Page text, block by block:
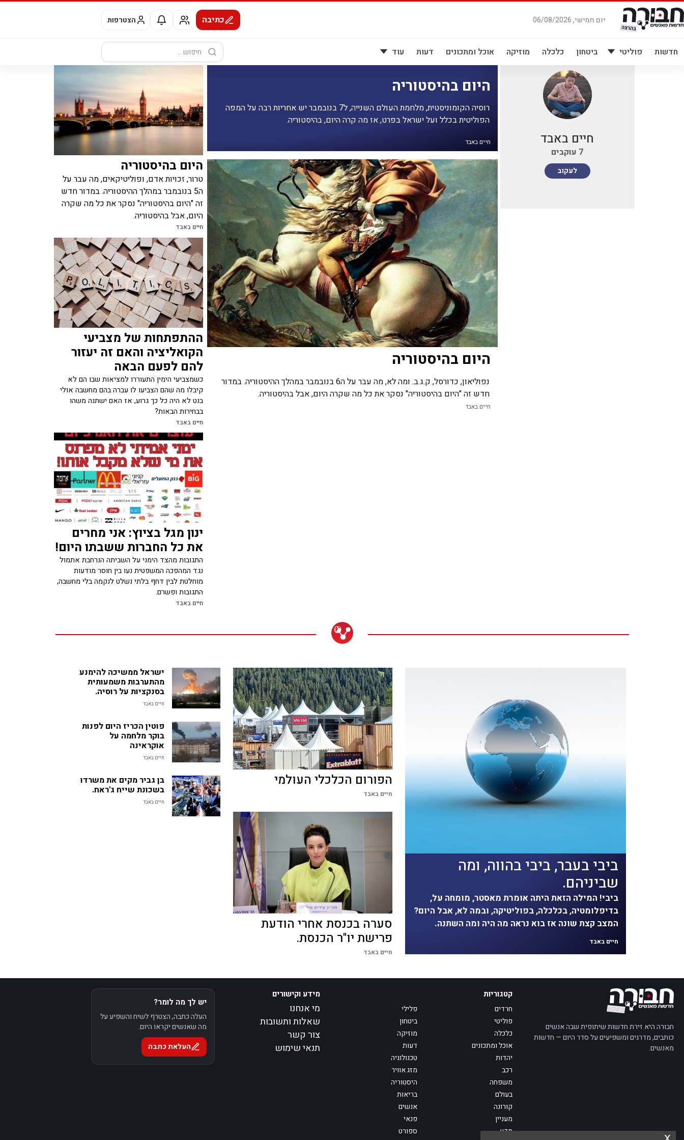
דלג
לתוכן
יום חמישי, 06/08/2026 כתיבה הצטרפות
חדשות פוליטי ביטחון כלכלה מוזיקה אוכל ומתכונים דעות עוד
חיפוש:
היום בהיסטוריה
טרור, זכויות אדם, ופוליטיקאים, מה עבר על
ה5 בנובמבר במהלך ההיסטוריה. במדור חדש
זה "היום בהיסטוריה" נסקר את כל מה שקרה
היום, אבל בהיסטוריה.
חיים באבד
ההתפתחות של מצביעי
הקואליציה והאם זה יעזור
להם לפעם הבאה
כשמצביעי הימין התעוררו למציאות שבו הם לא
קיבלו מה שהם הצביעו לו עברה בהם מחשבה אולי
בנט לא היה כל כך גרוע, אז האם ישתנה משהו
בבחירות הבאות?
חיים באבד
ינון מגל בציוץ: אני מחרים
את כל החברות ששבתו היום!
התגובות מהצד הימני על השביתה הנרחבת אתמול
נגד המהפכה המשפטית נעו בין חוסר מודעות
מוחלטת לבין דחף בלתי נשלט לנקמה בלי מחשבה,
התגובות ופשרם.
חיים באבד
היום בהיסטוריה
רוסיה הקומוניסטית, מלחמת העולם השנייה, ל7 בנובמבר יש אחריות רבה על המפה
הפוליטית בכלל ועל ישראל בפרט, אז מה קרה היום, בהיסטוריה.
חיים באבד
היום בהיסטוריה
נפוליאון, כדורסל, ק.ג.ב. ומה לא, מה עבר על ה6 בנובמבר במהלך ההיסטוריה. במדור
חדש זה "היום בהיסטוריה" נסקר את כל מה שקרה היום, אבל בהיסטוריה.
חיים באבד
חיים באבד
7 עוקבים
לעקוב
ביבי בעבר, ביבי בהווה, ומה
שביניהם.
ביבי! המילה הזאת היתה אומרת מאסטר, מומחה על,
בדיפלומטיה, בכלכלה, בפוליטיקה, ובמה לא, אבל היום?
המצב קצת שונה אז בוא נראה מה היה ומה השתנה.
חיים באבד
הפורום הכלכלי העולמי
חיים באבד
סערה בכנסת אחרי הודעת
פרישת יו"ר הכנסת.
חיים באבד
ישראל ממשיכה להימנע
מהתערבות משמעותית
בסנקציות על רוסיה.
חיים באבד
פוטין הכריז היום לפנות
בוקר מלחמה על
אוקראינה
חיים באבד
בן גביר מקים את משרדו
בשכונת שייח ג'ראח.
חיים באבד
חבורה היא זירת חדשות שיתופית שבה אנשים
כותבים, מדרגים ומשפיעים על סדר היום — חדשות
מאנשים.
קטגוריות
חרדים
פלילי
פוליטי
ביטחון
כלכלה
מוזיקה
אוכל ומתכונים
דעות
יהדות
טכנולוגיה
רכב
מזג אוויר
משפחה
היסטוריה
בעולם
בריאות
קורונה
אנשים
מעניין
פנאי
מדע
ספורט
מידע וקישורים
מי אנחנו
שאלות ותשובות
צור קשר
תנאי שימוש
יש לך מה לומר?
העלה כתבה, הצטרף לשיח והשפיע על
מה שאנשים יקראו היום.
העלאת כתבה